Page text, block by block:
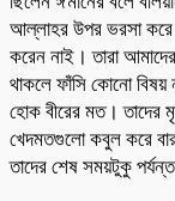
আল্লাহর উপর ভরসা করে
করেন নাই। তারা আমাদের
থাকলে ফাঁসি কোনো
হোক বীরের মত। তাদের
খেদমতগুলো কবুল করে
তাদের শেষ সময়টুকু